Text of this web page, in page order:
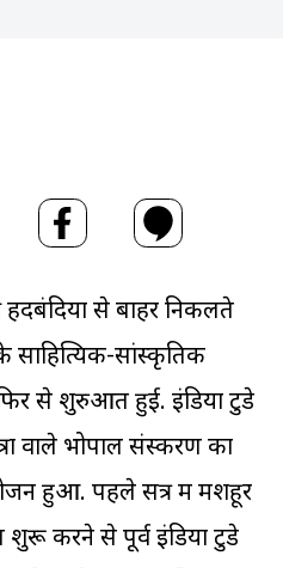
से बाहर निकलते
साहित्यिक-सांस्कृतिक
से शुरुआत हुई. इंडिया टुडे
वाले भोपाल संस्करण का
हुआ. पहले सत्र में मशहूर
शुरू करने से पूर्व इंडिया टुडे